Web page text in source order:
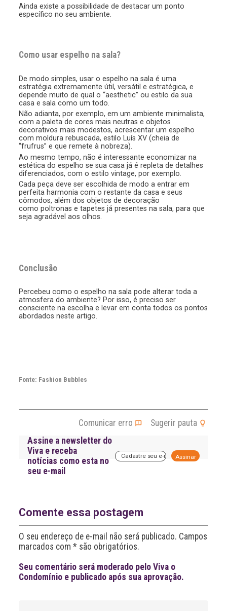
Ainda existe a possibilidade de destacar um ponto
específico no seu ambiente.
Como usar espelho na sala?
De modo simples, usar o espelho na sala é uma
estratégia extremamente útil, versátil e estratégica, e
depende muito de qual o “aesthetic” ou estilo da sua
casa e sala como um todo.
Não adianta, por exemplo, em um ambiente minimalista,
com a paleta de cores mais neutras e objetos
decorativos mais modestos, acrescentar um espelho
com moldura rebuscada, estilo Luís XV (cheia de
“frufrus” e que remete à nobreza).
Ao mesmo tempo, não é interessante economizar na
estética do espelho se sua casa já é repleta de detalhes
diferenciados, com o estilo vintage, por exemplo.
Cada peça deve ser escolhida de modo a entrar em
perfeita harmonia com o restante da casa e seus
cômodos, além dos objetos de decoração
como poltronas e tapetes já presentes na sala, para que
seja agradável aos olhos.
Conclusão
Percebeu como o espelho na sala pode alterar toda a
atmosfera do ambiente? Por isso, é preciso ser
consciente na escolha e levar em conta todos os pontos
abordados neste artigo.
Fonte: Fashion Bubbles
Comunicar erro
Sugerir pauta
Assine a newsletter do
Viva e receba
notícias como esta no
seu e-mail
i
v
Comente essa postagem
O seu endereço de e-mail não será publicado. Campos
marcados com * são obrigatórios.
Seu comentário será moderado pelo Viva o
Condomínio e publicado após sua aprovação.